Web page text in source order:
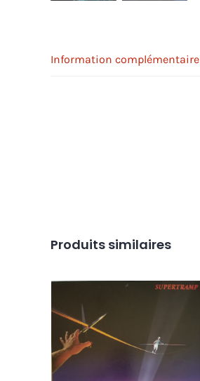
Information complémentaire
Produits similaires
Last Words LP